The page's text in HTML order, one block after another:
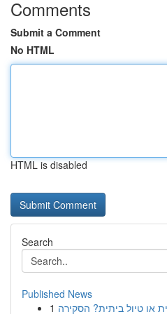
Comments
Submit a Comment
No HTML
HTML is disabled
Search
Published News
1